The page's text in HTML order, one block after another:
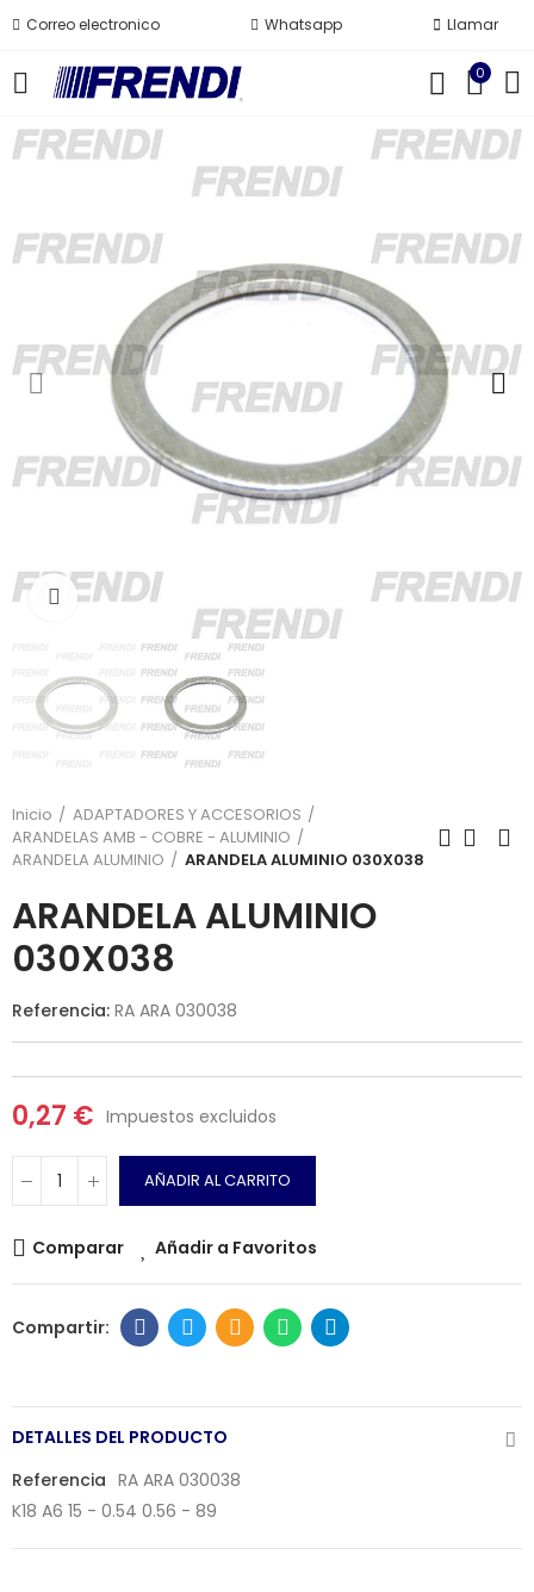
Correo electronico Whatsapp Llamar
0
Click para agrandar
Inicio
ADAPTADORES Y ACCESORIOS
ARANDELAS AMB - COBRE - ALUMINIO
ARANDELA ALUMINIO
ARANDELA ALUMINIO 030X038
ARANDELA ALUMINIO
030X038
Referencia: RA ARA 030038
0,27 € Impuestos excluidos
AÑADIR AL CARRITO
Comparar Añadir a Favoritos
DETALLES DEL PRODUCTO
Referencia RA ARA 030038
K18 A6 15 - 0.54 0.56 - 89